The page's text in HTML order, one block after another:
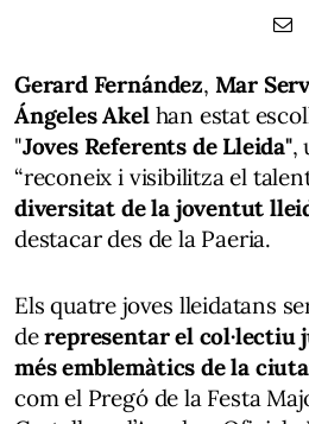
Gerard Fernández, Mar
Ángeles Akelhan estat
"Joves Referents de Lleida",
“reconeix i visibilitza el
diversitat de la joventut
destacar des de la Paeria.
Els quatre joves lleidatans
derepresentar el col·lectiu
més emblemàtics de la
com el Pregó de la Festa